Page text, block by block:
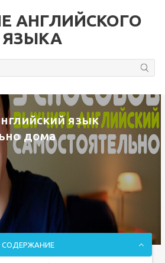
АНГЛИЙСКОГО
ЯЗЫКА
язык
дома
СОДЕРЖАНИЕ